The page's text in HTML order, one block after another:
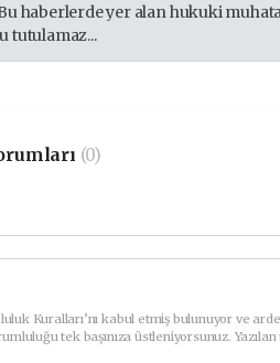
haberlerde yer alan hukuki
tutulamaz...
(0)
Kuralları’nı kabul etmiş bulunuyor ve
tek başınıza üstleniyorsunuz.